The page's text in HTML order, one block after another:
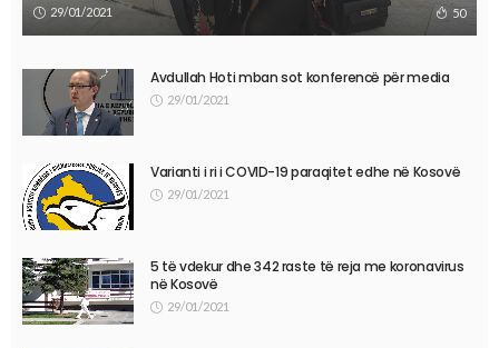
29/01/2021 50
Avdullah Hoti mban sot konferencë për media
29/01/2021
Varianti i ri i COVID-19 paraqitet edhe në Kosovë
29/01/2021
5 të vdekur dhe 342 raste të reja me koronavirus
në Kosovë
29/01/2021